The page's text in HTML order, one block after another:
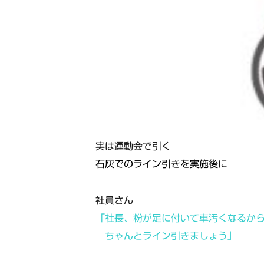
実は運動会で引く
石灰でのライン引きを実施後に
社員さん
「社長、粉が足に付いて車汚くなるか
ちゃんとライン引きましょう」